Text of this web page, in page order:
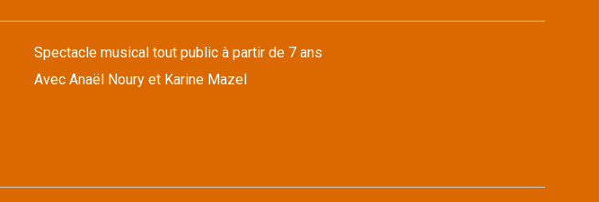
Spectacle musical tout public à partir de 7 ans
Avec Anaël Noury et Karine Mazel